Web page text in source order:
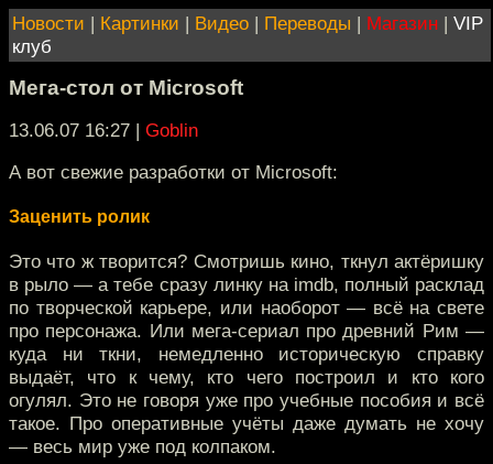
Новости | Картинки | Видео | Переводы | Магазин | VIP
клуб
Мега-стол от Microsoft
13.06.07 16:27 | Goblin
А вот свежие разработки от Microsoft:
Заценить ролик
Это что ж творится? Смотришь кино, ткнул актёришку
в рыло — а тебе сразу линку на imdb, полный расклад
по творческой карьере, или наоборот — всё на свете
про персонажа. Или мега-сериал про древний Рим —
куда ни ткни, немедленно историческую справку
выдаёт, что к чему, кто чего построил и кто кого
огулял. Это не говоря уже про учебные пособия и всё
такое. Про оперативные учёты даже думать не хочу
— весь мир уже под колпаком.